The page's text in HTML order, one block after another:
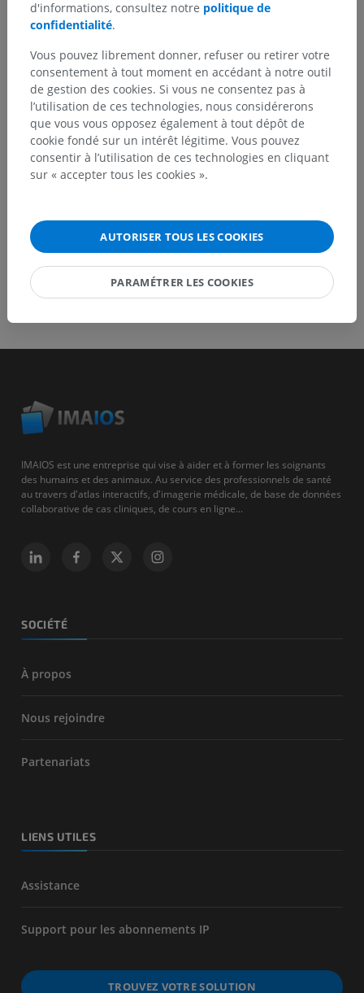
Vous avez vu une erreur ?
N’hésitez pas à nous suggérer une correction, une
traduction, une amélioration de contenu.
Signaler un problème
TÉLÉCHARGEZ L'APPLI
IMAIOS est une entreprise qui vise à aider et à former les soignants
des humains et des animaux. Au service des professionnels de santé
au travers d'atlas interactifs, d'imagerie médicale, de base de données
collaborative de cas cliniques, de cours en ligne...
SOCIÉTÉ
À propos
Nous rejoindre
Partenariats
LIENS UTILES
Assistance
Support pour les abonnements IP
TROUVEZ VOTRE SOLUTION
d'informations, consultez notre politique de
confidentialité.
Vous pouvez librement donner, refuser ou retirer votre
consentement à tout moment en accédant à notre outil
de gestion des cookies. Si vous ne consentez pas à
l’utilisation de ces technologies, nous considérerons
que vous vous opposez également à tout dépôt de
cookie fondé sur un intérêt légitime. Vous pouvez
consentir à l’utilisation de ces technologies en cliquant
sur « accepter tous les cookies ».
AUTORISER TOUS LES COOKIES
PARAMÉTRER LES COOKIES